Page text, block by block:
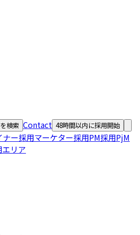
検索 Contact 48時間以内に採用開始
ナー採用マーケター採用PM採用PjM
エリア